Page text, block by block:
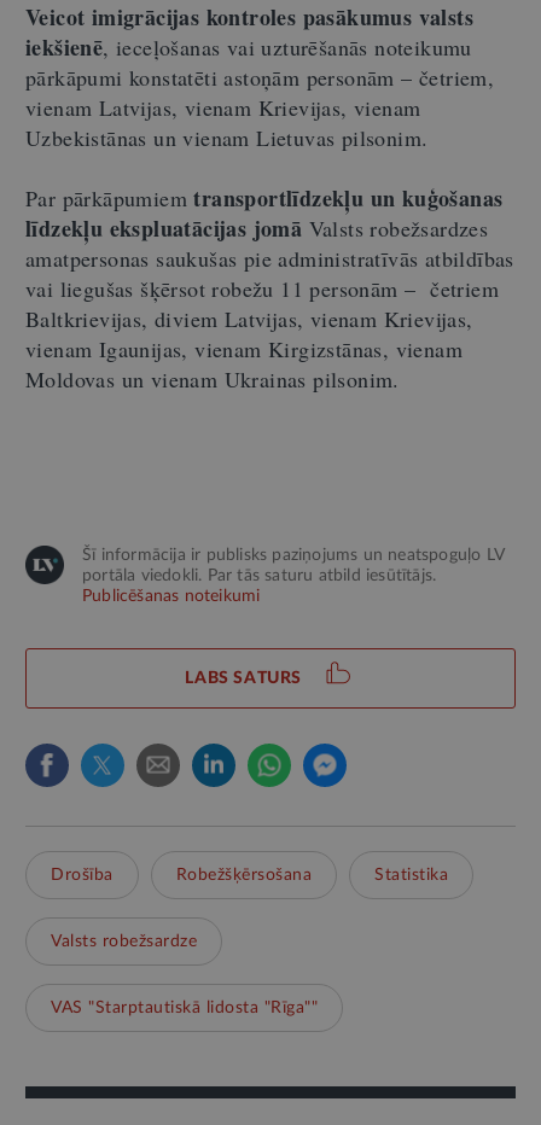
Veicot imigrācijas kontroles pasākumus valsts
iekšienē, ieceļošanas vai uzturēšanās noteikumu
pārkāpumi konstatēti astoņām personām – četriem,
vienam Latvijas, vienam Krievijas, vienam
Uzbekistānas un vienam Lietuvas pilsonim.
Par pārkāpumiemtransportlīdzekļu un kuģošanas
līdzekļu ekspluatācijas jomā Valsts robežsardzes
amatpersonas saukušas pie administratīvās atbildības
vai liegušas šķērsot robežu 11 personām – četriem
Baltkrievijas, diviem Latvijas, vienam Krievijas,
vienam Igaunijas, vienam Kirgizstānas, vienam
Moldovas un vienam Ukrainas pilsonim.
Šī informācija ir publisks paziņojums un neatspoguļo LV
portāla viedokli. Par tās saturu atbild iesūtītājs.
Publicēšanas noteikumi
LABS SATURS
Drošība Robežšķērsošana Statistika
Valsts robežsardze
VAS "Starptautiskā lidosta "Rīga""